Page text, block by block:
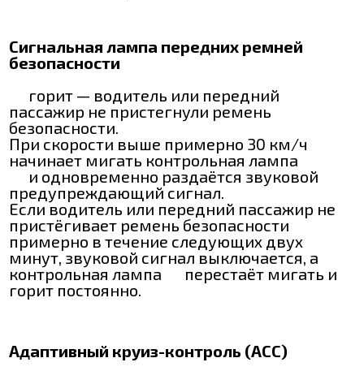
Сигнальная лампа передних ремней
безопасности
горит — водитель или передний
пассажир не пристегнули ремень
безопасности.
При скорости выше примерно 30 км/ч
начинает мигать контрольная лампа
и одновременно раздаётся звуковой
предупреждающий сигнал.
Если водитель или передний пассажир не
пристёгивает ремень безопасности
примерно в течение следующих двух
минут, звуковой сигнал выключается, а
контрольная лампа
перестаёт мигать и
горит постоянно.
Адаптивный круиз-контроль (ACC)